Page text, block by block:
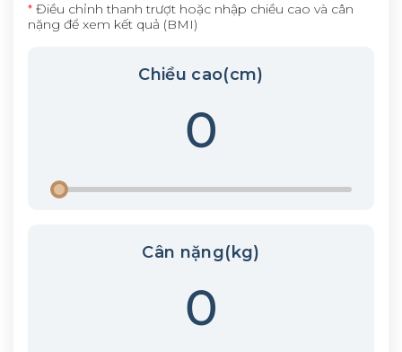
* Điều chỉnh thanh trượt hoặc nhập chiều cao và cân
nặng để xem kết quả (BMI)
Chiều cao(cm)
Cân nặng(kg)